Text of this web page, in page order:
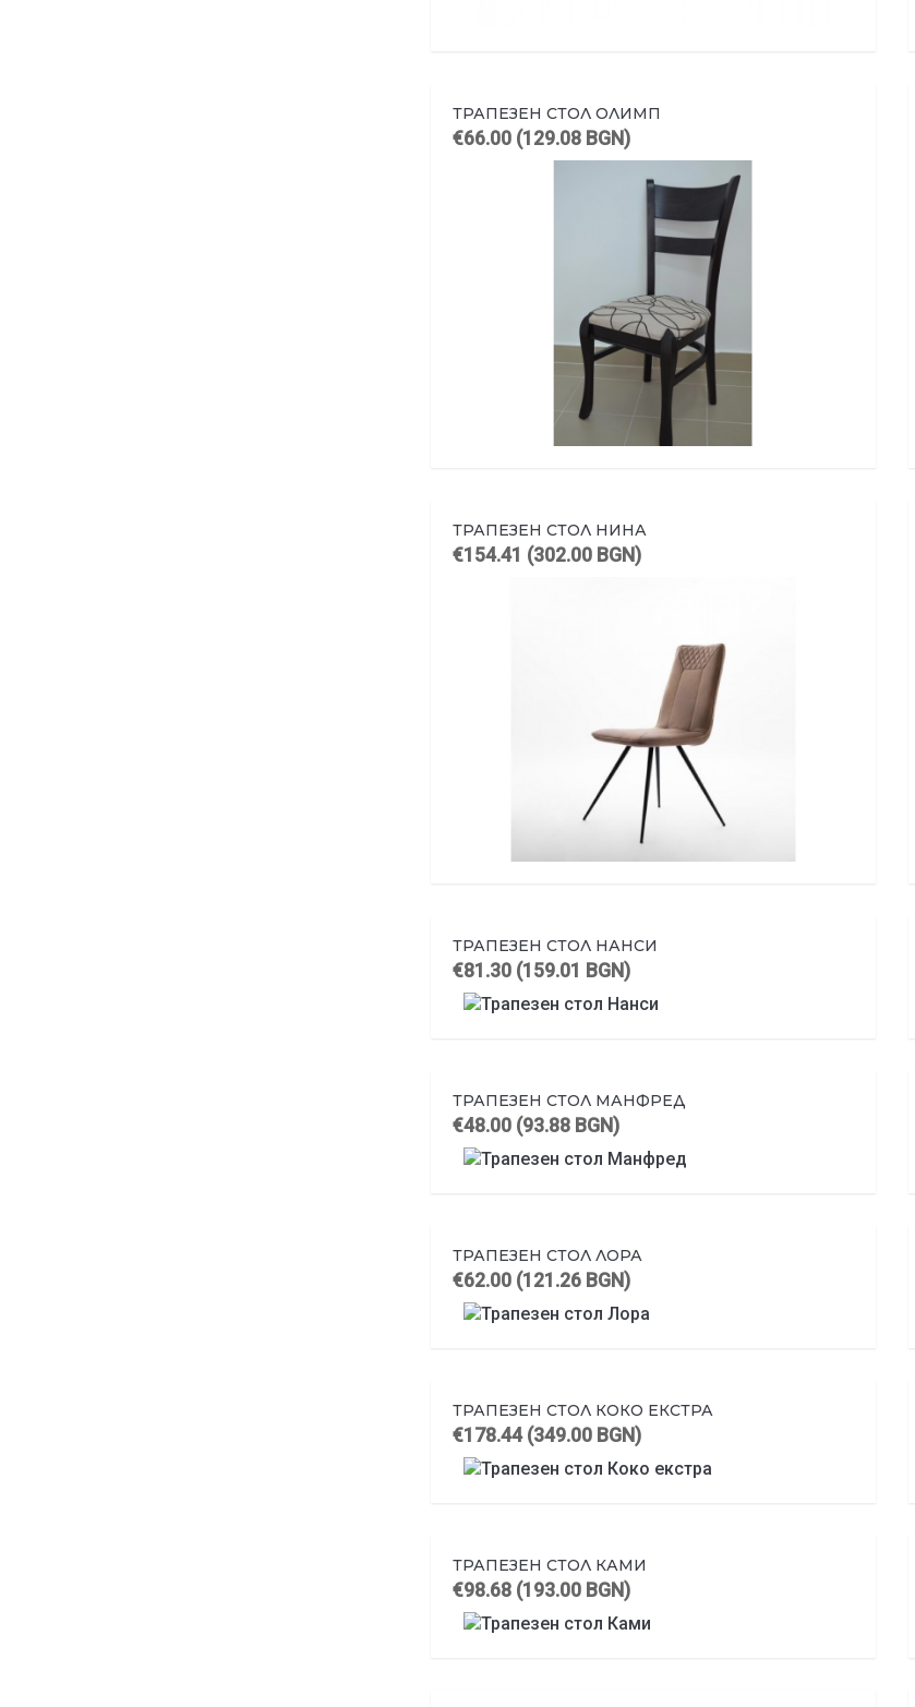
ТРАПЕЗЕН СТОЛ ОЛИМП
€66.00 (129.08 BGN)
ТРАПЕЗЕН СТОЛ НИНА
€154.41 (302.00 BGN)
ТРАПЕЗЕН СТОЛ НАНСИ
€81.30 (159.01 BGN)
ТРАПЕЗЕН СТОЛ МАНФРЕД
€48.00 (93.88 BGN)
ТРАПЕЗЕН СТОЛ ЛОРА
€62.00 (121.26 BGN)
ТРАПЕЗЕН СТОЛ КОКО ЕКСТРА
€178.44 (349.00 BGN)
ТРАПЕЗЕН СТОЛ КАМИ
€98.68 (193.00 BGN)